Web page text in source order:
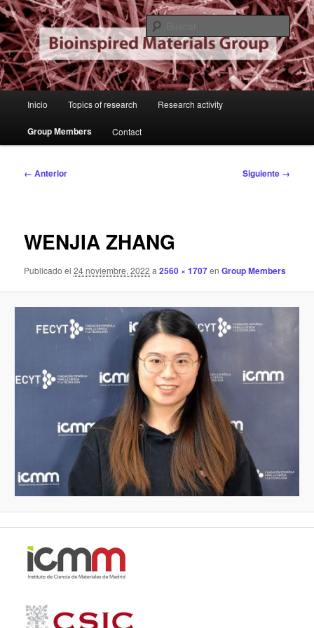
Ir
al
contenido
principalBioinspired Materials Group
Institute of Material Sciences of Madrid
principal
Inicio Topics of research Research activity
Group Members Contact
Navegador
← Anterior Siguiente →
WENJIA ZHANG
Publicado el 24 noviembre, 2022 a2560 × 1707enGroup Members